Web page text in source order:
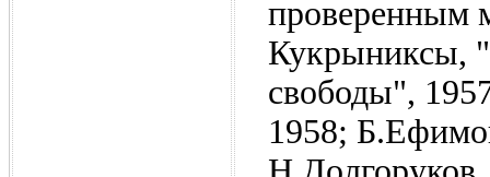
проверенным
Кукрыниксы,
свободы",
1958;